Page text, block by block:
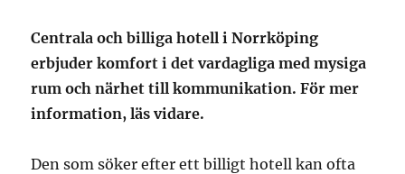
Centrala och billiga hotell i Norrköping
erbjuder komfort i det vardagliga med mysiga
rum och närhet till kommunikation. För mer
information, läs vidare.
Den som söker efter ett billigt hotell kan ofta